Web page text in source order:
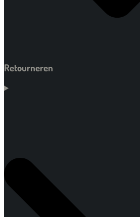
Retourneren